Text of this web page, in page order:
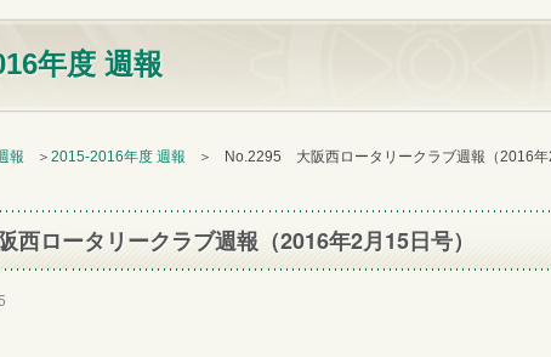
年度 週報
報 ＞ 2015-2016年度 週報 ＞ No.2295 大阪西ロータリークラブ週報（2016年
ロータリークラブ週報（2016年2月15日号）